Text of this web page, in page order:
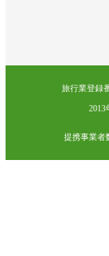
旅行業登録
2013
提携事業者